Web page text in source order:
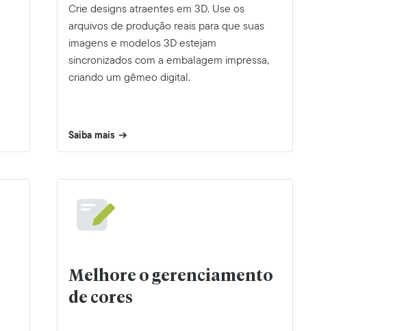
Crie designs atraentes em 3D. Use os
arquivos de produção reais para que suas
imagens e modelos 3D estejam
sincronizados com a embalagem impressa,
criando um gêmeo digital.
Saiba mais
Melhore o gerenciamento
de cores